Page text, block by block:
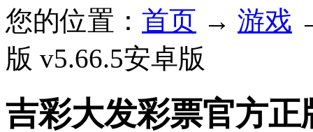
您的位置： 首页 → 游戏
版 v5.66.5安卓版
吉彩大发彩票官方正